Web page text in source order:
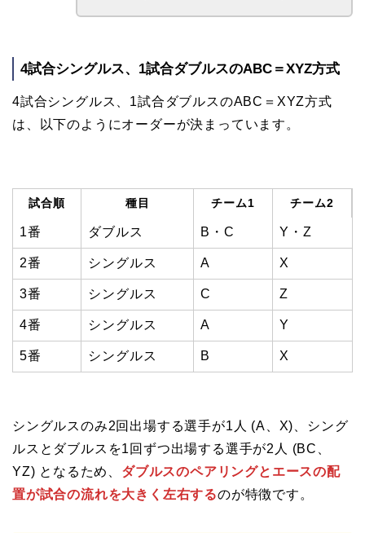
4試合シングルス、1試合ダブルスのABC＝XYZ方式
4試合シングルス、1試合ダブルスのABC＝XYZ方式
は、以下のようにオーダーが決まっています。
試合順 種目 チーム1 チーム2
1番 ダブルス B・C Y・Z
2番 シングルス A X
3番 シングルス C Z
4番 シングルス A Y
5番 シングルス B X
シングルスのみ2回出場する選手が1人 (A、X)、シング
ルスとダブルスを1回ずつ出場する選手が2人 (BC、
YZ) となるため、 ダブルスのペアリングとエースの配
置が試合の流れを大きく左右するのが特徴です。